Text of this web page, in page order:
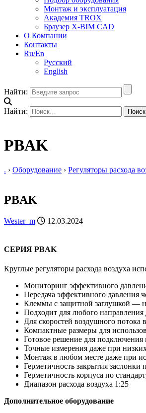
Монтаж и эксплуатация
Академия TROX
Браузер X-BIM CAD
О Компании
Контакты
Ru/En
Русский
English
Найти:
Найти:
PBAK
. › Оборудование › Регуляторы расхода
PBAK
Wester_m 12.03.2024
СЕРИЯ PBAK
Круглые регуляторы расхода воздуха
Мониторинг эффективного
Передача эффективного давления
Клеммы с защитной заглушкой — не
Подходит для любого
Для скоростей воздушного потока
Компактные размеры для
Готовое решение для
Точные измерения даже при
Монтаж в любом месте даже при
Герметичность закрытия
Герметичность корпуса по
Диапазон расхода воздуха 1:25
Дополнительное оборудование